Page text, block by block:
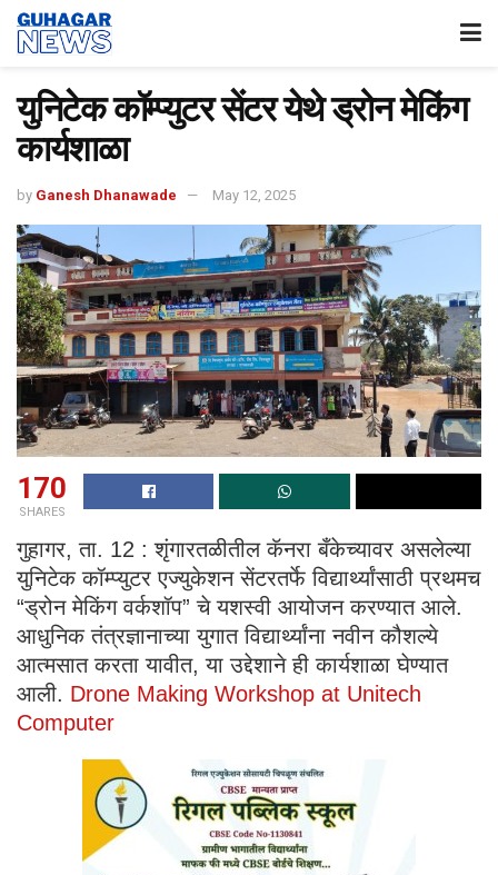
युनिटेक कॉम्प्युटर सेंटर येथे ड्रोन मेकिंग
कार्यशाळा
by Ganesh Dhanawade May 12, 2025
170
SHARES
गुहागर, ता. 12 : शृंगारतळीतील कॅनरा बँकेच्यावर असलेल्या
युनिटेक कॉम्प्युटर एज्युकेशन सेंटरतर्फे विद्यार्थ्यांसाठी प्रथमच
“ड्रोन मेकिंग वर्कशॉप” चे यशस्वी आयोजन करण्यात आले.
आधुनिक तंत्रज्ञानाच्या युगात विद्यार्थ्यांना नवीन कौशल्ये
आत्मसात करता यावीत, या उद्देशाने ही कार्यशाळा घेण्यात
आली. Drone Making Workshop at Unitech
Computer